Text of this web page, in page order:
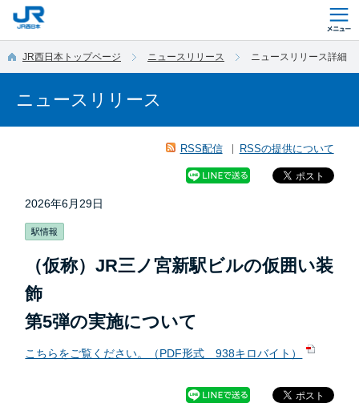
JR西日本トップページ ニュースリリース ニュースリリース詳細
ニュースリリース
RSS配信 RSSの提供について
2026年6月29日
駅情報
（仮称）JR三ノ宮新駅ビルの仮囲い装
飾
第5弾の実施について
こちらをご覧ください。（PDF形式 938キロバイト）